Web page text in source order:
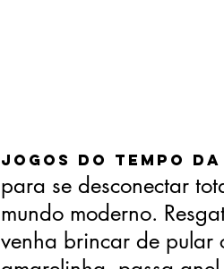
Jogos do Tempo
para se desconectar
mundo moderno.
venha brincar de